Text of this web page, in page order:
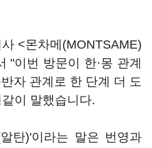
<몬차메(MONTSAME)
"이번 방문이 한·몽 관계
자 관계로 한 단계 더 도
이 말했습니다.
탄)'이라는 말은 번영과